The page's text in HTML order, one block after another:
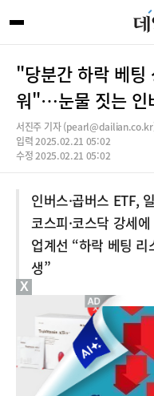
"당분간 하락 베팅
워"…눈물 짓는 인
서진주 기자
입력 2025.02.21 05:02
수정 2025.02.21 05:02
인버스·곱버스 ETF,
코스피·코스닥 강세
업계선 “하락 베팅
생”
X